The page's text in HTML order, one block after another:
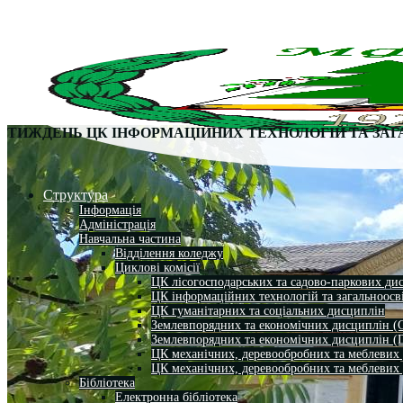
Структура
Інформація
Адміністрація
Навчальна частина
Відділення коледжу
Циклові комісії
ЦК лісогосподарських та садово-паркових
ЦК інформаційних технологій та
ЦК гуманітарних та соціальних дисциплін
Землевпорядних та економічних дисциплін
Землевпорядних та економічних дисциплін
ЦК механічних, деревообробних та
ЦК механічних, деревообробних та
Бібліотека
Електронна бібліотека
ТИЖДЕНЬ ЦК ІНФОРМАЦІЙНИХ ТЕХНОЛОГІЙ ТА